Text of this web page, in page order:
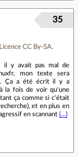
Licence CC By‑SA.
35
il y avait pas mal de
mon texte sera
Ça a été écrit il y a
la fois de voir qu'une
ça comme si c'était
et en plus en
en scannant (…)